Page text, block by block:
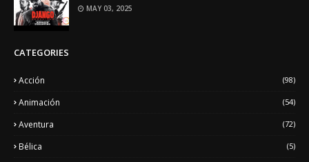
MAY 03, 2025
CATEGORIES
Acción (98)
Animación (54)
Aventura (72)
Bélica (5)